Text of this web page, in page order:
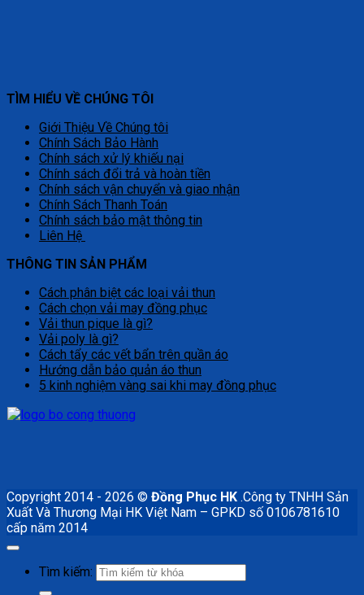
TÌM HIỂU VỀ CHÚNG TÔI
Giới Thiệu Về Chúng tôi
Chính Sách Bảo Hành
Chính sách xử lý khiếu nại
Chính sách đổi trả và hoàn tiền
Chính sách vận chuyển và giao nhận
Chính Sách Thanh Toán
Chính sách bảo mật thông tin
Liên Hệ
THÔNG TIN SẢN PHẨM
Cách phân biệt các loại vải thun
Cách chọn vải may đồng phục
Vải thun pique là gì?
Vải poly là gì?
Cách tẩy các vết bẩn trên quần áo
Hướng dẫn bảo quản áo thun
5 kinh nghiệm vàng sai khi may đồng phục
Copyright 2014 - 2026 © Đồng Phục HK .Công ty TNHH Sản
Xuất Và Thương Mại HK Việt Nam – GPKD số 0106781610
cấp năm 2014
Tìm kiếm: